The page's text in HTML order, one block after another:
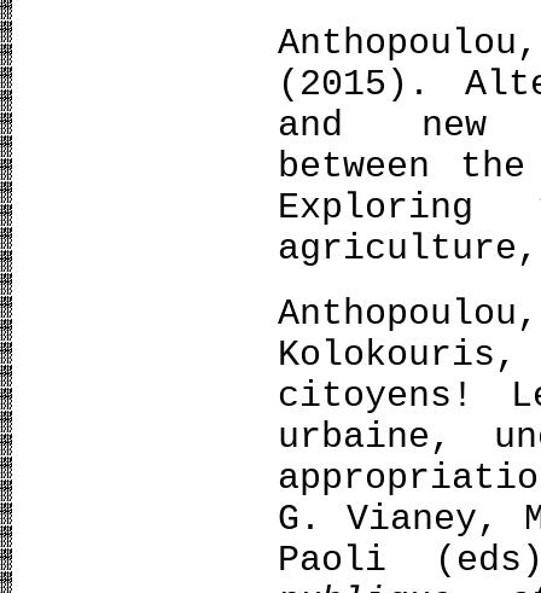
(2015).
and new
between
Exploring
citoyens!
urbaine,
G. Vianey,
Paoli